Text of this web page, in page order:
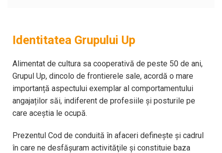
Identitatea Grupului Up
Alimentat de cultura sa cooperativă de peste 50 de ani,
Grupul Up, dincolo de frontierele sale, acordă o mare
importanță aspectului exemplar al comportamentului
angajaților săi, indiferent de profesiile și posturile pe
care aceștia le ocupă.
Prezentul Cod de conduită în afaceri definește și cadrul
în care ne desfăşuram activităţile și constituie baza